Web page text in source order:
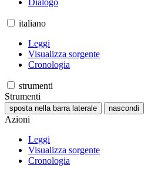
Dialogo
italiano
Leggi
Visualizza sorgente
Cronologia
strumenti
Strumenti
sposta nella barra laterale nascondi
Azioni
Leggi
Visualizza sorgente
Cronologia